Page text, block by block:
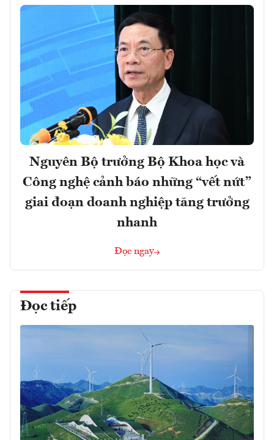
Nguyên Bộ trưởng Bộ Khoa học và
Công nghệ cảnh báo những “vết nứt”
giai đoạn doanh nghiệp tăng trưởng
nhanh
Đọc ngay
Đọc tiếp